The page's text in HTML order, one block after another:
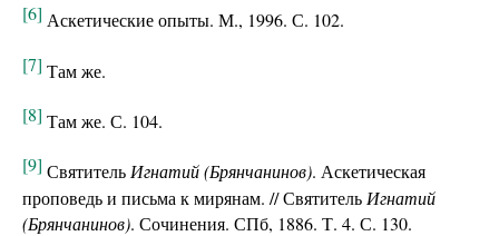
[6] Аскетические опыты. М., 1996. С. 102.
[7] Там же.
[8] Там же. С. 104.
[9] СвятительИгнатий (Брянчанинов). Аскетическая
проповедь и письма к мирянам. // Святитель Игнатий
(Брянчанинов). Сочинения. СПб, 1886. Т. 4. С. 130.